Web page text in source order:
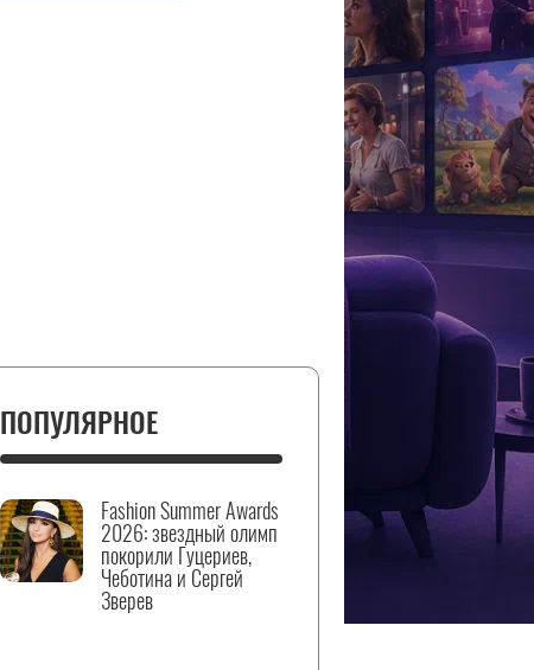
ПОПУЛЯРНОЕ
Fashion Summer Awards
2026: звездный олимп
покорили Гуцериев,
Чеботина и Сергей
Зверев